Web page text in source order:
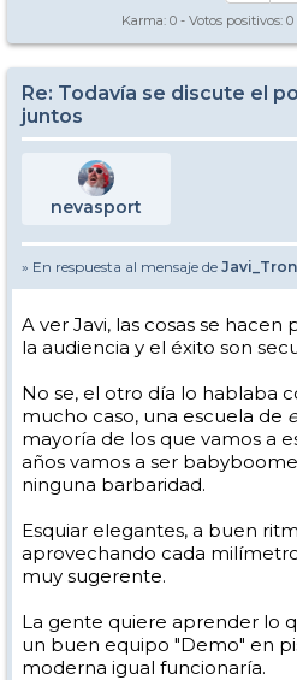
Karma: 0 - Votos positivos: 0
Re: Todavía se discute el
juntos
nevasport
» En respuesta al mensaje de Javi_Tron
A ver Javi, las cosas se hacen
la audiencia y el éxito son
No se, el otro día lo hablaba
mucho caso, una escuela de
mayoría de los que vamos a
años vamos a ser
ninguna barbaridad.
Esquiar elegantes, a buen
aprovechando cada
muy sugerente.
La gente quiere aprender lo
un buen equipo "Demo" en
moderna igual funcionaría.